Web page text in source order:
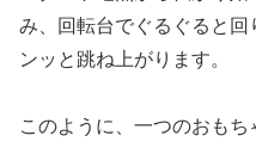
み、回転台でぐるぐると
ンッと跳ね上がります。
このように、一つのおも